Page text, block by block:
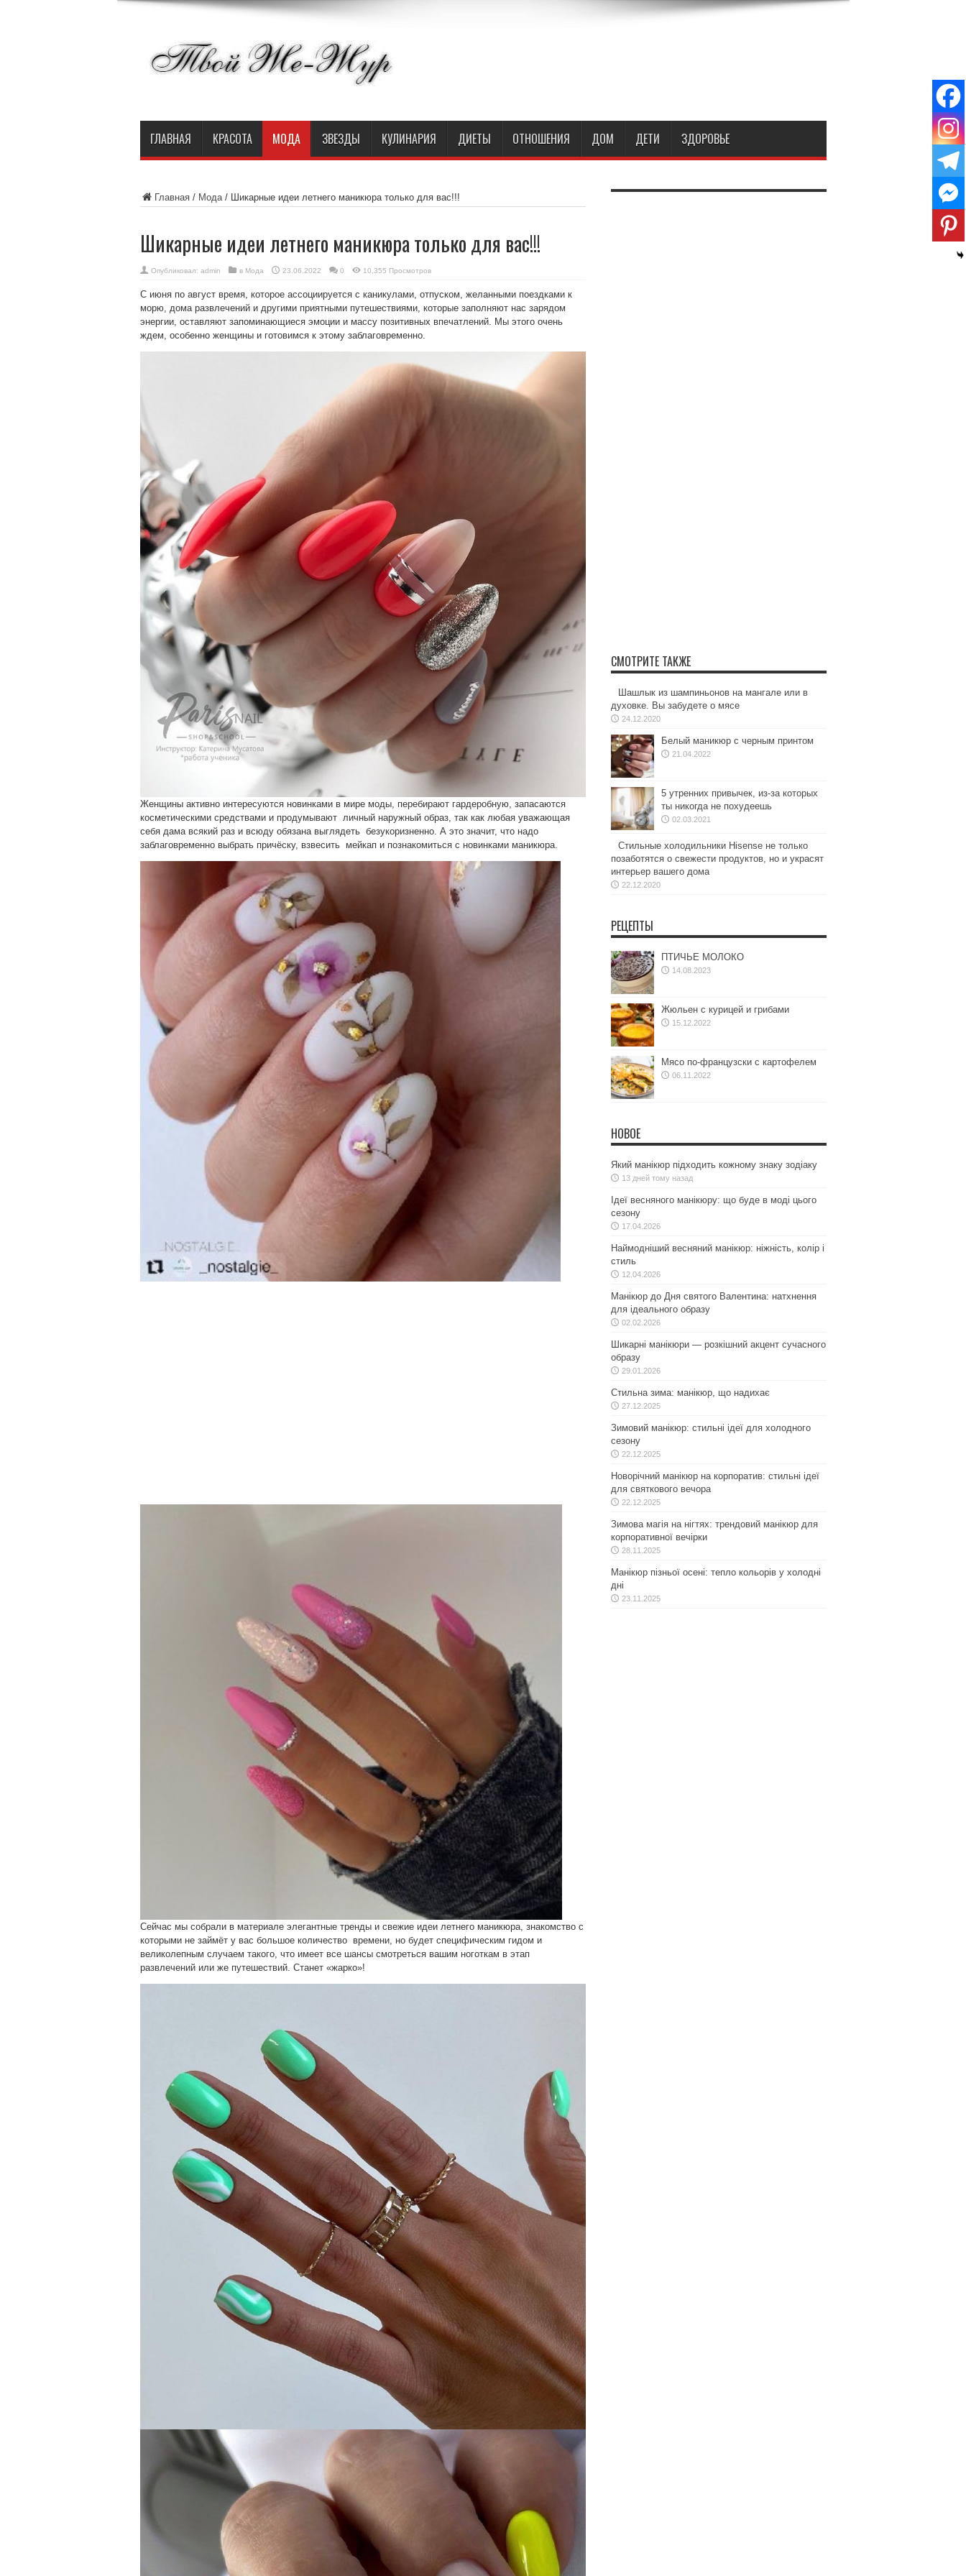
ГЛАВНАЯ КРАСОТА МОДА ЗВЕЗДЫ КУЛИНАРИЯ ДИЕТЫ ОТНОШЕНИЯ ДОМ ДЕТИ ЗДОРОВЬЕ
Главная/ Мода/ Шикарные идеи летнего маникюра только для вас!!!
Шикарные идеи летнего маникюра только для вас!!!
Опубликовал: admin в Мода 23.06.2022 0 10,355 Просмотров
С июня по август время, которое ассоциируется с каникулами, отпуском, желанными поездками к
морю, дома развлечений и другими приятными путешествиями, которые заполняют нас зарядом
энергии, оставляют запоминающиеся эмоции и массу позитивных впечатлений. Мы этого очень
ждем, особенно женщины и готовимся к этому заблаговременно.
Женщины активно интересуются новинками в мире моды, перебирают гардеробную, запасаются
косметическими средствами и продумывают личный наружный образ, так как любая уважающая
себя дама всякий раз и всюду обязана выглядеть безукоризненно. А это значит, что надо
заблаговременно выбрать причёску, взвесить мейкап и познакомиться с новинками маникюра.
Сейчас мы собрали в материале элегантные тренды и свежие идеи летнего маникюра, знакомство с
которыми не займёт у вас большое количество времени, но будет специфическим гидом и
великолепным случаем такого, что имеет все шансы смотреться вашим ноготкам в этап
развлечений или же путешествий. Станет «жарко»!
СМОТРИТЕ ТАКЖЕ
Шашлык из шампиньонов на мангале или в
духовке. Вы забудете о мясе
24.12.2020
Белый маникюр с черным принтом
21.04.2022
5 утренних привычек, из-за которых
ты никогда не похудеешь
02.03.2021
Стильные холодильники Hisense не только
позаботятся о свежести продуктов, но и украсят
интерьер вашего дома
22.12.2020
РЕЦЕПТЫ
ПТИЧЬЕ МОЛОКО
14.08.2023
Жюльен с курицей и грибами
15.12.2022
Мясо по-французски с картофелем
06.11.2022
НОВОЕ
Який манікюр підходить кожному знаку зодіаку
13 дней тому назад
Ідеї весняного манікюру: що буде в моді цього
сезону
17.04.2026
Наймодніший весняний манікюр: ніжність, колір і
стиль
12.04.2026
Манікюр до Дня святого Валентина: натхнення
для ідеального образу
02.02.2026
Шикарні манікюри — розкішний акцент сучасного
образу
29.01.2026
Стильна зима: манікюр, що надихає
27.12.2025
Зимовий манікюр: стильні ідеї для холодного
сезону
22.12.2025
Новорічний манікюр на корпоратив: стильні ідеї
для святкового вечора
22.12.2025
Зимова магія на нігтях: трендовий манікюр для
корпоративної вечірки
28.11.2025
Манікюр пізньої осені: тепло кольорів у холодні
дні
23.11.2025